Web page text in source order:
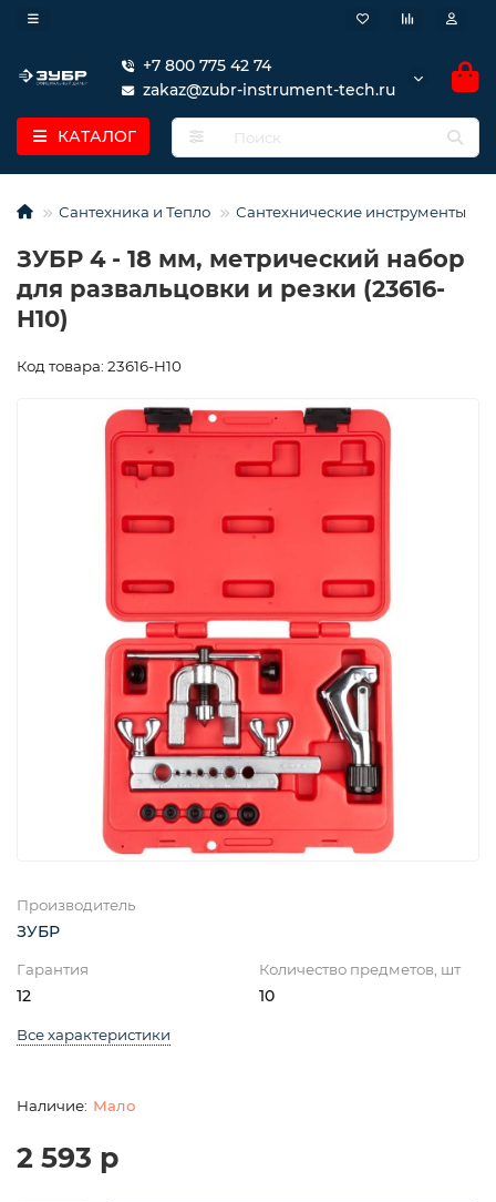
+7 800 775 42 74
zakaz@zubr-instrument-tech.ru
КАТАЛОГ
Сантехника и Тепло Сантехнические инструменты
ЗУБР 4 - 18 мм, метрический набор
для развальцовки и резки (23616-
H10)
Код товара: 23616-H10
Производитель
ЗУБР
Гарантия
12
Количество предметов, шт
10
Все характеристики
Мало
2 593 р